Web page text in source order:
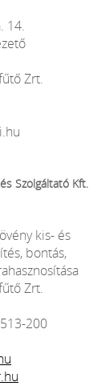
14.
Zrt.
Szolgáltató Kft.
kis- és
bontás,
Zrt.
200